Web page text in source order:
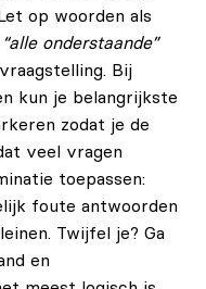
op woorden als
“alle onderstaande”
Bij
kun je belangrijkste
zodat je de
veel vragen
toepassen:
foute antwoorden
Twijfel je? Ga
en